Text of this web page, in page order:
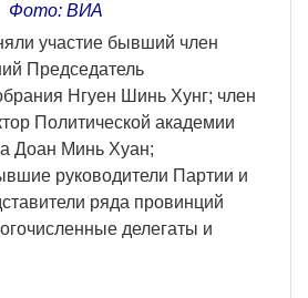
Фото: ВИА
участие бывший член
Председатель
Нгуен Шинь Хунг; член
Политической академии
Доан Минь Хуан;
руководители Партии и
ряда провинций
делегаты и